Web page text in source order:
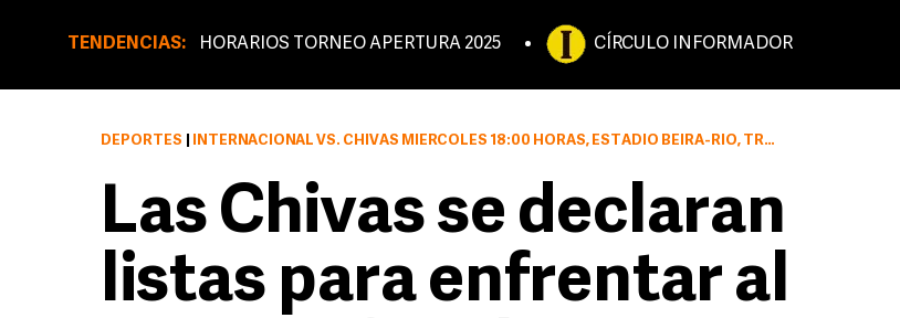
TENDENCIAS: HORARIOS TORNEO APERTURA 2025 CÍRCULO INFORMADOR
DEPORTES INTERNACIONAL VS. CHIVAS MIERCOLES 18:00 HORAS, ESTADIO BEIRA-RIO, TRANSMITIDO POR FOX SPORT
Las Chivas se declaran
listas para enfrentar al